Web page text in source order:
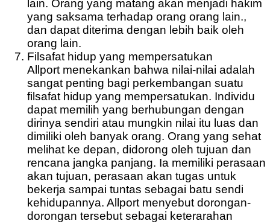
lain. Orang yang matang akan menjadi hakim
yang saksama terhadap orang orang lain.,
dan dapat diterima dengan lebih baik oleh
orang lain.
Filsafat hidup yang mempersatukan
Allport menekankan bahwa nilai-nilai adalah
sangat penting bagi perkembangan suatu
filsafat hidup yang mempersatukan. Individu
dapat memilih yang berhubungan dengan
dirinya sendiri atau mungkin nilai itu luas dan
dimiliki oleh banyak orang. Orang yang sehat
melihat ke depan, didorong oleh tujuan dan
rencana jangka panjang. Ia memiliki perasaan
akan tujuan, perasaan akan tugas untuk
bekerja sampai tuntas sebagai batu sendi
kehidupannya. Allport menyebut dorongan-
dorongan tersebut sebagai keterarahan